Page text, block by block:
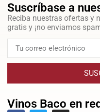
Suscríbase a
Reciba nuestras ofertas y
gratis y ¡no enviamos
Vinos Baco en